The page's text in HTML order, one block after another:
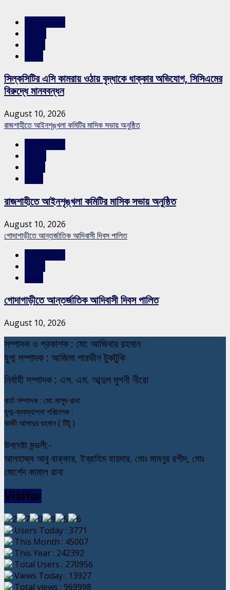
সিল্কসিটির এসি কামরায় ওঠায় বৃদ্ধাকে ধাক্কার অভিযোগ, সিসিএমের
বিরুদ্ধে মানববন্ধন
August 10, 2026
রাজশাহীতে আইনশৃঙ্খলা কমিটির মাসিক সভায় অনুষ্ঠিত
রাজশাহীতে আইনশৃঙ্খলা কমিটির মাসিক সভায় অনুষ্ঠিত
August 10, 2026
গোদাগাড়ীতে আন্তর্জাতিক আদিবাসী দিবস পালিত
গোদাগাড়ীতে আন্তর্জাতিক আদিবাসী দিবস পালিত
August 10, 2026
সম্পাদক ও প্রকাশক : মো: আজিবার রহমান
যুগ্ম সম্পাদক : আজিমা পারভীন টুকটুকি
নির্বাহী সম্পাদক : এস. এম. আব্দুল মুগনী নীরো
বার্তা সম্পাদক : মো: মাসুদ রানা
যুগ্ম-ব্যবস্থাপনা পরিচালক :
কাজী আসাদুর রহমান ( টিটু )
উপদেষ্টা মন্ডলী:-
আলহাজ্ব আবু বাক্কার, ইব্রাহিম হায়দার, মোঃ মামনুর রশীদ, মোঃ
মোর্শেদ কামাল রানা
Visitor
Users Today : 3771
This Month : 45007
This Year : 242392
Total Users : 270956
Views Today : 13927
Total views : 969998